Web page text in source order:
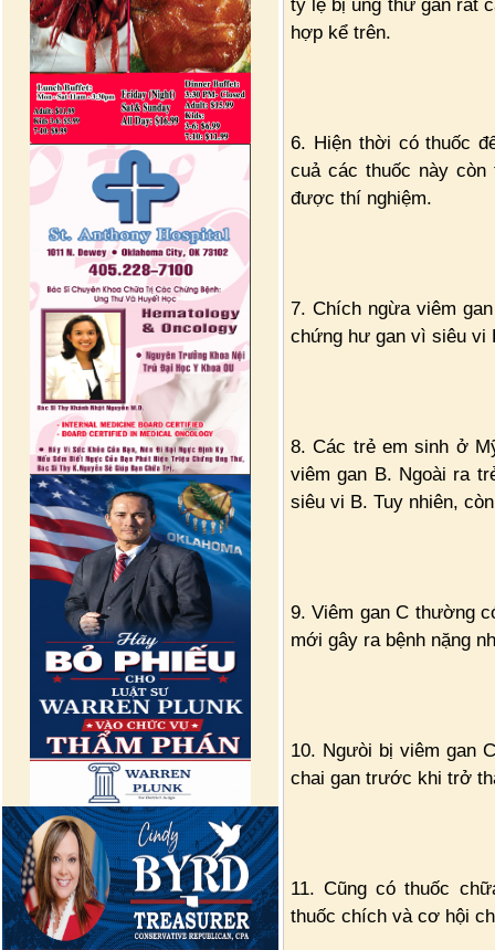
tỷ lệ bị ung thư gan rất
hợp kể trên.
6. Hiện thời có thuốc
cuả các thuốc này
được thí nghiệm.
7. Chích ngừa viêm
chứng hư gan vì siêu vi
8. Các trẻ em sinh ở
viêm gan B. Ngoài ra
siêu vi B. Tuy nhiên,
9. Viêm gan C thường
mới gây ra bệnh nặng
10. Ngưòi bị viêm gan
chai gan trước khi trở
11. Cũng có thuốc
thuốc chích và cơ hội